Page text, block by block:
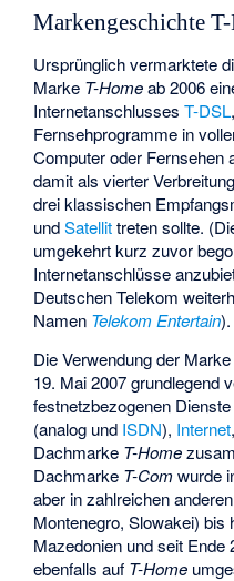
Markengeschichte
Ursprünglich vermarktete
Marke T-Homeab 2006
InternetanschlussesT-DSL
Fernsehprogramme in
Computer oder Fernsehen
damit als vierter
drei klassischen
undSatellittreten sollte.
umgekehrt kurz zuvor
Internetanschlüsse
Deutschen Telekom
Namen Telekom Entertain).
Die Verwendung der Marke
19. Mai 2007 grundlegend
festnetzbezogenen
(analog und ISDN), Internet,
Dachmarke T-Home
Dachmarke T-Com wurde
aber in zahlreichen
Montenegro, Slowakei) bis
Mazedonien und seit Ende
ebenfalls auf T-Home